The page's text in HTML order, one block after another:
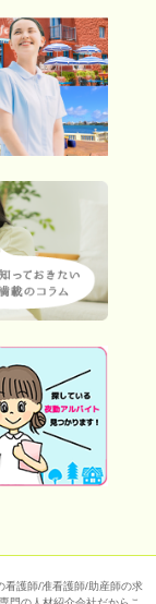
看護師/准看護師/助産師の求